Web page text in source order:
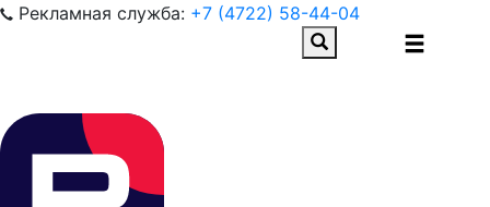
Рекламная служба: +7 (4722) 58-44-04